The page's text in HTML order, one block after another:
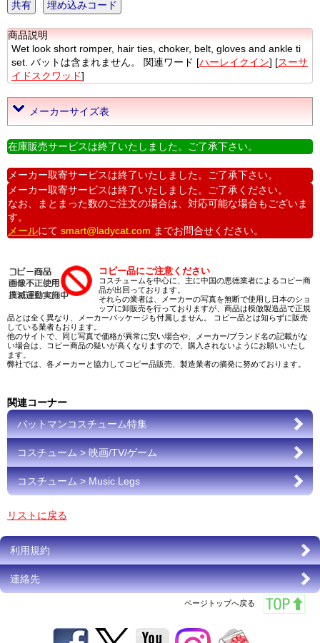
共有 埋め込みコード
商品説明
Wet look short romper, hair ties, choker, belt, gloves and ankle ti
set. バットは含まれません。 関連ワード [ハーレイクイン] [スーサ
イドスクワッド]
メーカーサイズ表
在庫販売サービスは終了いたしました。ご了承下さい。
メーカー取寄サービスは終了いたしました。ご了承下さい。
メーカー取寄サービスは終了いたしました。ご了承ください。
なお、まとまった数のご注文の場合は、対応可能な場合もございま
す。
メールにて smart@ladycat.com までお問合せください。
コピー品にご注意ください
コスチュームを中心に、主に中国の悪徳業者によるコピー商
品が出回っております。
それらの業者は、メーカーの写真を無断で使用し日本のショ
ップに卸販売を行っておりますが、商品は模倣製造品で正規
品とは全く異なり、メーカーパッケージも付属しません。 コピー品とは知らずに販売
している業者もおります。
他のサイトで、同じ写真で価格が異常に安い場合や、メーカー/ブランド名の記載がな
い場合は、コピー商品の疑いが高くなりますので、購入されないようにお願いいたし
ます。
弊社では、各メーカーと協力してコピー品販売、製造業者の摘発に努めております。
関連コーナー
バットマンコスチューム特集
コスチューム > 映画/TV/ゲーム
コスチューム > Music Legs
リストに戻る
利用規約
連絡先
ページトップへ戻る